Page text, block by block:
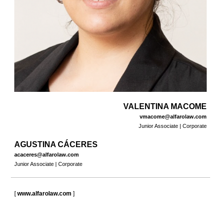
VALENTINA MACOME
vmacome@alfarolaw.com
Junior Associate | Corporate
AGUSTINA CÁCERES
acaceres@alfarolaw.com
Junior Associate | Corporate
[www.alfarolaw.com ]